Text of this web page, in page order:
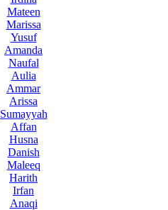
Mateen
Marissa
Yusuf
Amanda
Naufal
Aulia
Ammar
Arissa
Sumayyah
Affan
Husna
Danish
Maleeq
Harith
Irfan
Anaqi